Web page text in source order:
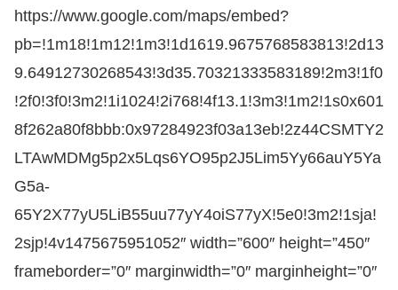
https://www.google.com/maps/embed?
pb=!1m18!1m12!1m3!1d1619.9675768583813!2d13
9.64912730268543!3d35.70321333583189!2m3!1f0
!2f0!3f0!3m2!1i1024!2i768!4f13.1!3m3!1m2!1s0x601
8f262a80f8bbb:0x97284923f03a13eb!2z44CSMTY2
LTAwMDMg5p2x5Lqs6YO95p2J5Lim5Yy66auY5Ya
G5a-
65Y2X77yU5LiB55uu77yY4oiS77yX!5e0!3m2!1sja!
2sjp!4v1475675951052″ width=”600″ height=”450″
frameborder=”0″ marginwidth=”0″ marginheight=”0″